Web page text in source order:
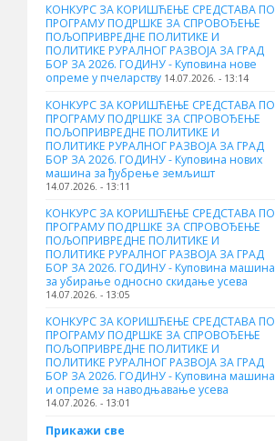
КОНКУРС ЗА КОРИШЋЕЊЕ СРЕДСТАВА ПО
ПРОГРАМУ ПОДРШКЕ ЗА СПРОВОЂЕЊЕ
ПОЉОПРИВРЕДНЕ ПОЛИТИКЕ И
ПОЛИТИКЕ РУРАЛНОГ РАЗВОЈА ЗА ГРАД
БОР ЗА 2026. ГОДИНУ - Куповина нове
опреме у пчеларству 14.07.2026. - 13:14
КОНКУРС ЗА КОРИШЋЕЊЕ СРЕДСТАВА ПО
ПРОГРАМУ ПОДРШКЕ ЗА СПРОВОЂЕЊЕ
ПОЉОПРИВРЕДНЕ ПОЛИТИКЕ И
ПОЛИТИКЕ РУРАЛНОГ РАЗВОЈА ЗА ГРАД
БОР ЗА 2026. ГОДИНУ - Куповина нових
машина за ђубрење земљишт
14.07.2026. - 13:11
КОНКУРС ЗА КОРИШЋЕЊЕ СРЕДСТАВА ПО
ПРОГРАМУ ПОДРШКЕ ЗА СПРОВОЂЕЊЕ
ПОЉОПРИВРЕДНЕ ПОЛИТИКЕ И
ПОЛИТИКЕ РУРАЛНОГ РАЗВОЈА ЗА ГРАД
БОР ЗА 2026. ГОДИНУ - Куповинa машина
за убирање односно скидање усева
14.07.2026. - 13:05
КОНКУРС ЗА КОРИШЋЕЊЕ СРЕДСТАВА ПО
ПРОГРАМУ ПОДРШКЕ ЗА СПРОВОЂЕЊЕ
ПОЉОПРИВРЕДНЕ ПОЛИТИКЕ И
ПОЛИТИКЕ РУРАЛНОГ РАЗВОЈА ЗА ГРАД
БОР ЗА 2026. ГОДИНУ - Куповина машина
и опреме за наводњавање усева
14.07.2026. - 13:01
Прикажи све